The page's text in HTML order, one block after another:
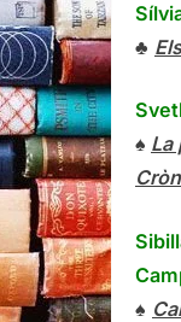
♣
♠ La
♠